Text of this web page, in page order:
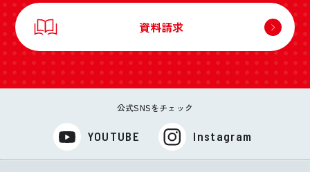
資料請求
公式SNSをチェック
YOUTUBE Instagram